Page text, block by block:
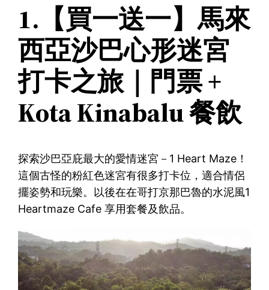
1.【買一送一】馬來
西亞沙巴心形迷宮
打卡之旅｜門票 +
Kota Kinabalu 餐飲
探索沙巴亞庇最大的愛情迷宮－1 Heart Maze！
這個古怪的粉紅色迷宮有很多打卡位，適合情侶
擺姿勢和玩樂。以後在在哥打京那巴魯的水泥風1
Heartmaze Cafe 享用套餐及飲品。